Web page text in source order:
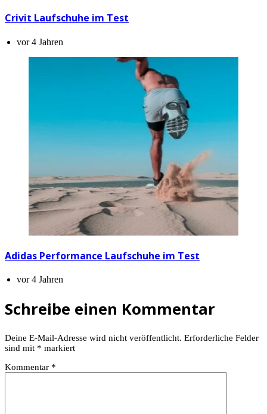
Crivit Laufschuhe im Test
vor 4 Jahren
Adidas Performance Laufschuhe im Test
vor 4 Jahren
Schreibe einen Kommentar
Deine E-Mail-Adresse wird nicht veröffentlicht. Erforderliche Felder
sind mit * markiert
Kommentar *